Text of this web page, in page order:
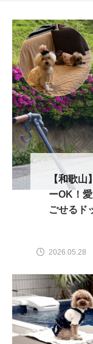
【和歌
ーOK！
ごせるド
2026.05.28